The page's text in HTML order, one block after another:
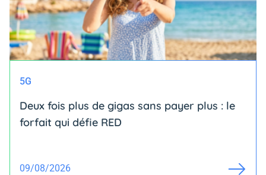
5G
Deux fois plus de gigas sans payer plus : le
forfait qui défie RED
09/08/2026